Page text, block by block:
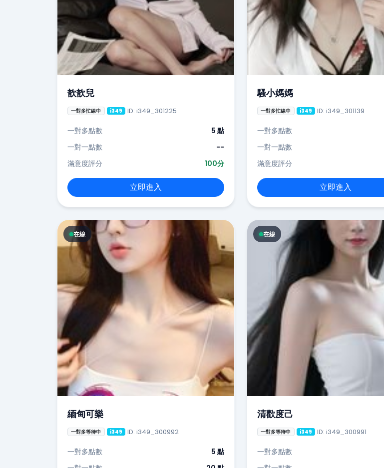
歆歆兒
一對多忙線中 i349 ID: i349_301225
一對多點數
5 點
一對一點數
--
滿意度評分
100分
立即進入
騷小媽媽
一對多忙線中 i349 ID: i349_301139
一對多點數
一對一點數
滿意度評分
立即進入
在線
緬甸可樂
一對多等待中 i349 ID: i349_300992
一對多點數
5 點
在線
清歡度己
一對多等待中 i349 ID: i349_300991
一對多點數